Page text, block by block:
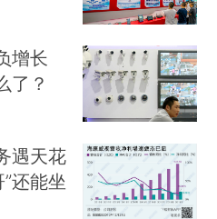
增长
了？
遇天花
还能坐